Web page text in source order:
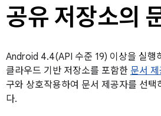
공유 저장소의
Android 4.4(API 수준 19) 이상을 실행
클라우드 기반 저장소를 포함한 문서
구와 상호작용하여 문서 제공자를 선
다.